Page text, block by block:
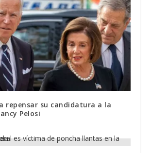
repensar su candidatura a la
Pelosi